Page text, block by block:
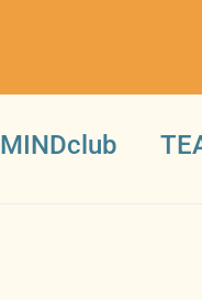
MINDclub